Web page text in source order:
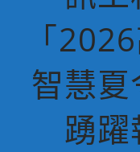
「
智慧
踴躍